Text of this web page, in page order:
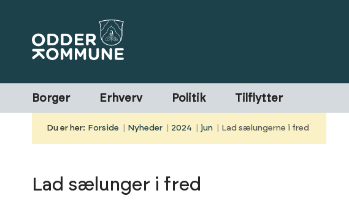
Borger Erhverv Politik Tilflytter
Du er her: Forside Nyheder 2024 jun Lad sælungerne i fred
Lad sælunger i fred